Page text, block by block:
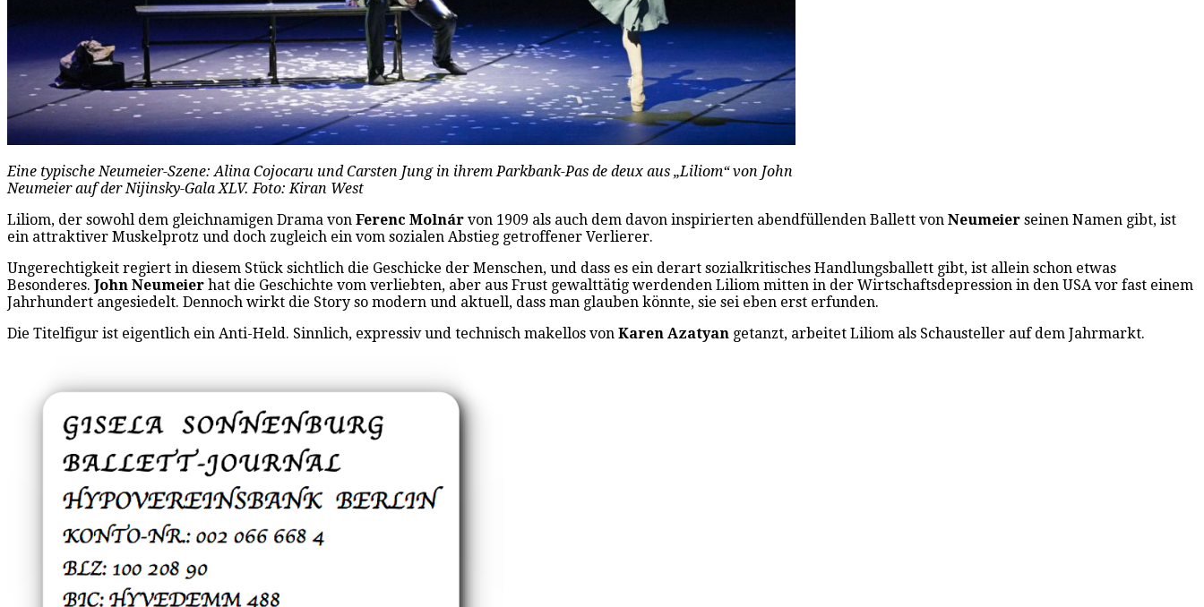
Eine typische Neumeier-Szene: Alina Cojocaru und Carsten Jung in ihrem Parkbank-Pas de deux aus „Liliom“ von John
Neumeier auf der Nijinsky-Gala XLV. Foto: Kiran West
Liliom, der sowohl dem gleichnamigen Drama von Ferenc Molnár von 1909 als auch dem davon inspirierten abendfüllenden Ballett von Neumeier seinen Namen gibt, ist
ein attraktiver Muskelprotz und doch zugleich ein vom sozialen Abstieg getroffener Verlierer.
Ungerechtigkeit regiert in diesem Stück sichtlich die Geschicke der Menschen, und dass es ein derart sozialkritisches Handlungsballett gibt, ist allein schon etwas
Besonderes. John Neumeier hat die Geschichte vom verliebten, aber aus Frust gewalttätig werdenden Liliom mitten in der Wirtschaftsdepression in den USA vor fast einem
Jahrhundert angesiedelt. Dennoch wirkt die Story so modern und aktuell, dass man glauben könnte, sie sei eben erst erfunden.
Die Titelfigur ist eigentlich ein Anti-Held. Sinnlich, expressiv und technisch makellos von Karen Azatyan getanzt, arbeitet Liliom als Schausteller auf dem Jahrmarkt.